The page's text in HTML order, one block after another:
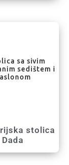
stolica
Dada